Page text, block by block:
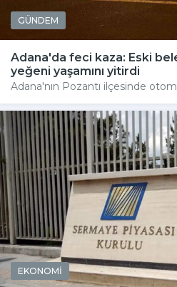
GÜNDEM
Adana'da feci kaza: Eski
yeğeni yaşamını yitirdi
Adana'nın Pozantı ilçesinde
EKONOMİ